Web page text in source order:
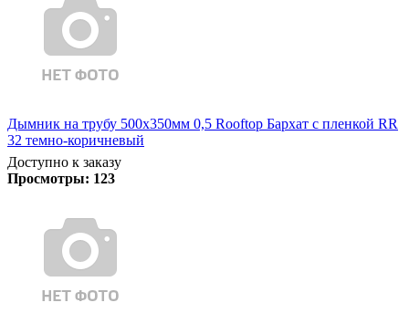
Дымник на трубу 500х350мм 0,5 Rooftop Бархат с пленкой RR
32 темно-коричневый
Доступно к заказу
Просмотры: 123